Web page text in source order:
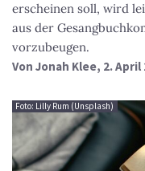
erscheinen soll, wird
aus der
vorzubeugen.
Von Jonah Klee, 2. April
Foto: Lilly Rum (Unsplash)